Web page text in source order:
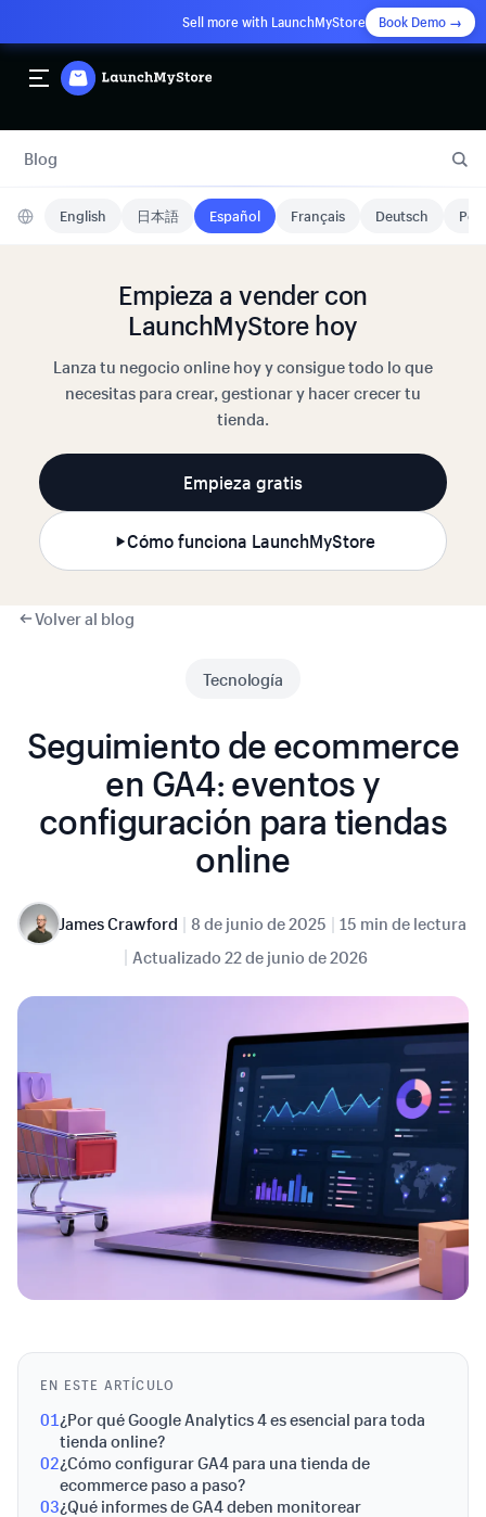
Sell more with LaunchMyStore Book Demo →
Blog
English 日本語 Español Français Deutsch
Empieza a vender con
LaunchMyStore hoy
Lanza tu negocio online hoy y consigue todo lo que
necesitas para crear, gestionar y hacer crecer tu
tienda.
Empieza gratis
Cómo funciona LaunchMyStore
Volver al blog
Tecnología
Seguimiento de ecommerce
en GA4: eventos y
configuración para tiendas
online
James Crawford | 8 de junio de 2025 | 15 min de lectura
| Actualizado 22 de junio de 2026
EN ESTE ARTÍCULO
01¿Por qué Google Analytics 4 es esencial para toda
tienda online?
02¿Cómo configurar GA4 para una tienda de
ecommerce paso a paso?
03¿Qué informes de GA4 deben monitorear